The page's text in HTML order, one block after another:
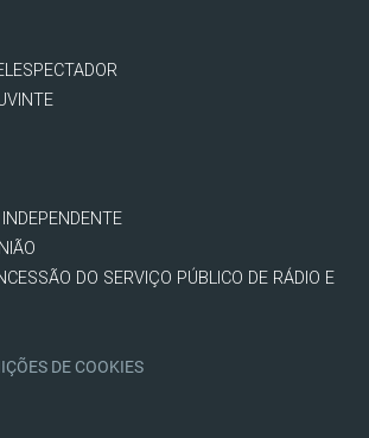
DO SERVIÇO PÚBLICO DE RÁDIO E
DE COOKIES